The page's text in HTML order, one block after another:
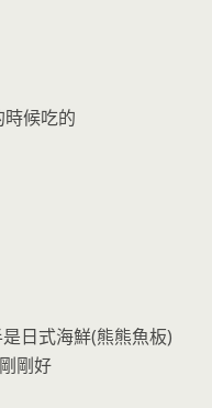
候吃的
日式海鮮(熊熊魚板)
剛好